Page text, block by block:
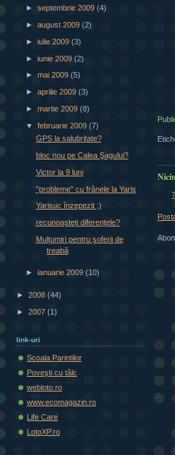
►septembrie 2009(4)
►august 2009(2)
►iulie 2009(3)
►iunie 2009(2)
►mai 2009(5)
►aprilie 2009(3)
►martie 2009(8)
▼februarie 2009(7)
GPS la salubritate?
bloc nou pe Calea Şagului?
Victor la 9 luni
"probleme" cu frânele la Yaris
Yarisuc înzepezit ;)
recunoaşteţi diferenţele?
Mulţumiri pentru şoferii de
treabă
►ianuarie 2009(10)
► 2008 (44)
► 2007 (1)
link-uri
Scoala Parintilor
Poveşti cu tâlc
webloto.ro
www.ecomagazin.ro
Life Care
LotoXP.ro